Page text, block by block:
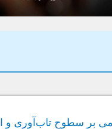
بر سطوح تاب‌آوری